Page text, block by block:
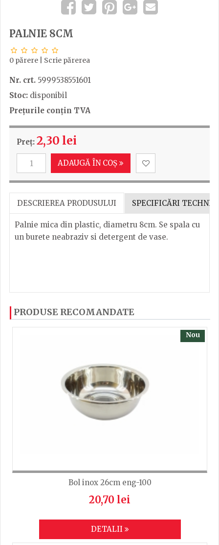
PALNIE 8CM
0 părere Scrie părerea
Nr. crt. 5999538551601
Stoc: disponibil
Prețurile conțin TVA
Preț:2,30 lei
ADAUGĂ ÎN COȘ
DESCRIEREA PRODUSULUI SPECIFICĂRI
Palnie mica din plastic, diametru 8cm. Se spala cu
un burete neabraziv si detergent de vase.
cu ajutorul steluțelor, și scrieți părerea dvs. Pentru
a putea să scrieți părerea trebuie să fiți înregistrat.
PRODUSE RECOMANDATE
Nou
Bol inox 26cm eng-100
20,70 lei
DETALII